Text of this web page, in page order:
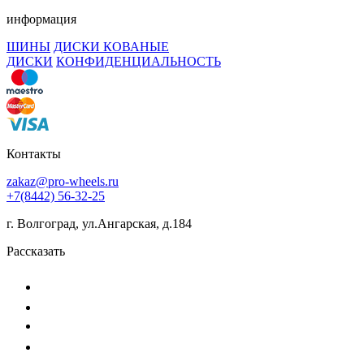
информация
ШИНЫ ДИСКИ КОВАНЫЕ
ДИСКИ КОНФИДЕНЦИАЛЬНОСТЬ
Контакты
zakaz@pro-wheels.ru
+7(8442) 56-32-25
г. Волгоград, ул.Ангарская, д.184
Рассказать